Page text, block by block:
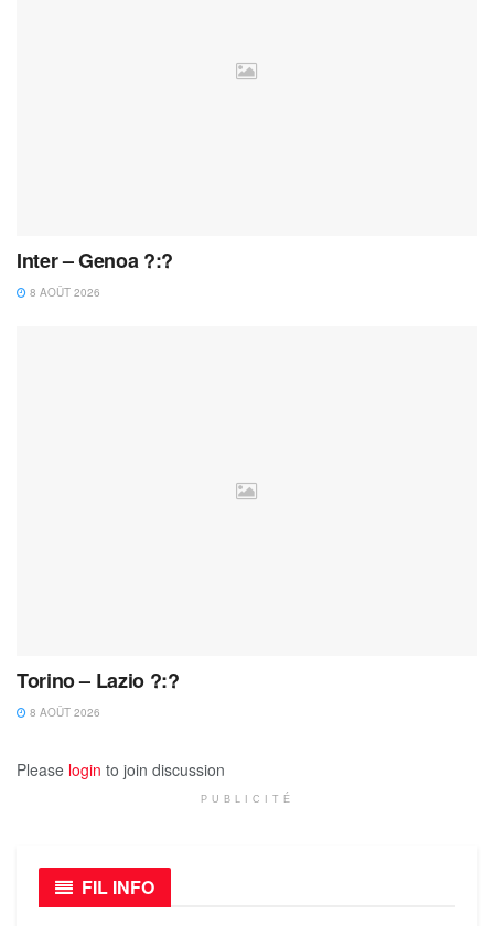
Inter – Genoa ?:?
8 AOÛT 2026
Torino – Lazio ?:?
8 AOÛT 2026
Please login to join discussion
PUBLICITÉ
FIL INFO